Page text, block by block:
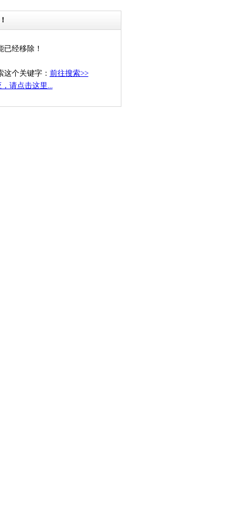
已经移除！
个关键字： 前往搜索>>
请点击这里...